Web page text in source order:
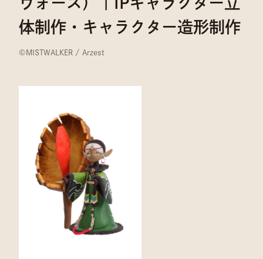
体制作・キャラクター造形制作
©︎MISTWALKER / Arzest